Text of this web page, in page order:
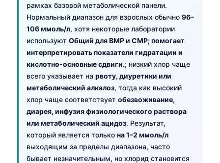
рамках базовой метаболической панели.
Нормальный диапазон для взрослых обычно 96–
106 ммоль/л, хотя некоторые лаборатории
используют Общий для BMP и CMP; помогает
интерпретировать показатели гидратации и
кислотно-основные сдвиги.; низкий хлор чаще
всего указывает на рвоту, диуретики или
метаболический алкалоз, тогда как высокий
хлор чаще соответствует обезвоживание,
диарея, инфузия физиологического раствора
или метаболический ацидоз. Результат,
который является только на 1–2 ммоль/л
выходящим за пределы диапазона, часто
бывает незначительным, но хлорид становится